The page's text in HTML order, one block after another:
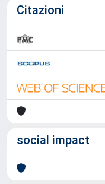
Citazioni
social impact